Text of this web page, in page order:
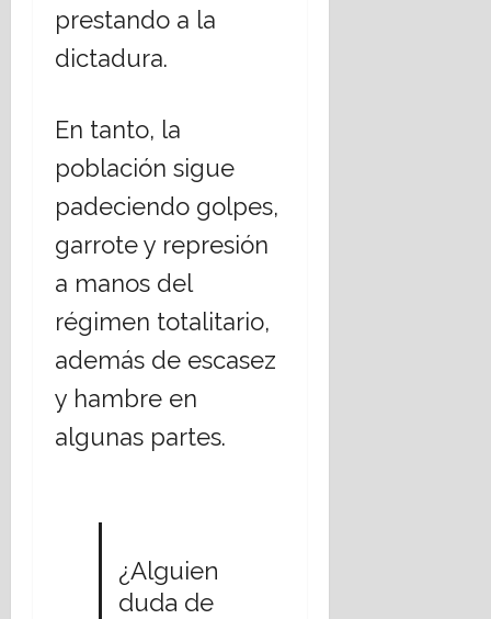
prestando a la
dictadura.
En tanto, la
población sigue
padeciendo golpes,
garrote y represión
a manos del
régimen totalitario,
además de escasez
y hambre en
algunas partes.
¿Alguien
duda de